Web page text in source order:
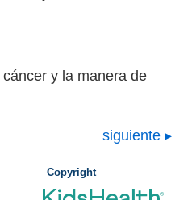
y la manera de
siguiente
Copyright